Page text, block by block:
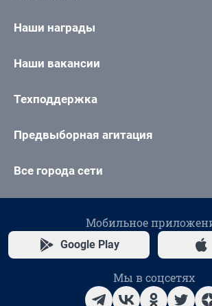
Наши награды
Наши вакансии
Техподдержка
Предвыборная агитация
Все города сети
Мобильное
Google Play
Мы в соцсетях